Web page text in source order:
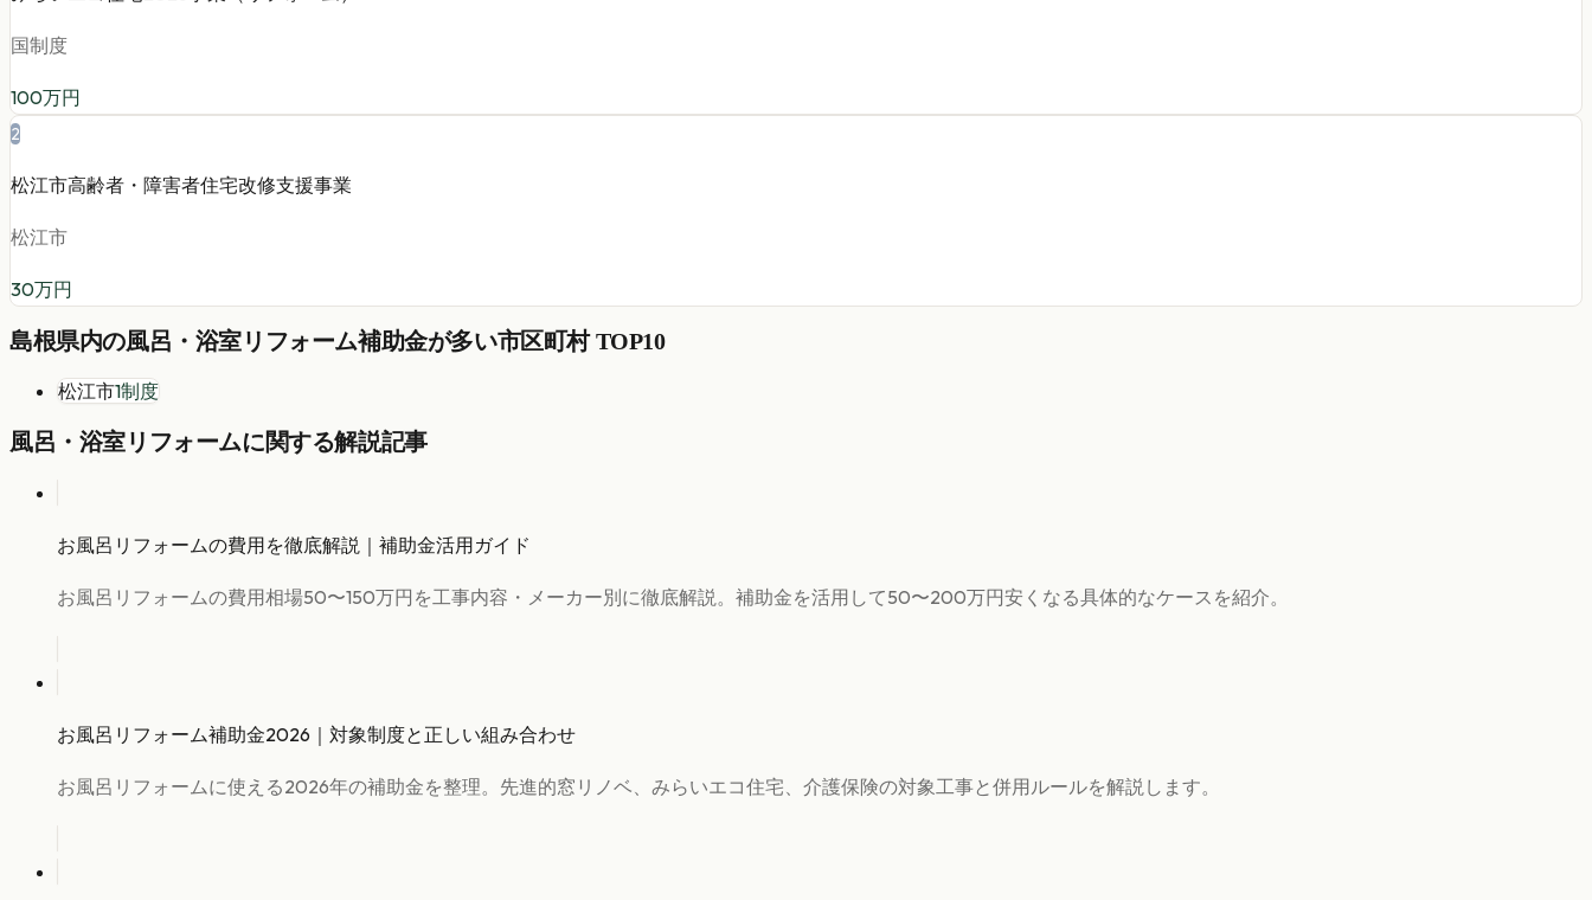
国制度
100万円
2
松江市高齢者・障害者住宅改修支援事業
松江市
30万円
島根県内の風呂・浴室リフォーム補助金が多い市区町村 TOP10
松江市1制度
風呂・浴室リフォームに関する解説記事
お風呂リフォームの費用を徹底解説｜補助金活用ガイド
お風呂リフォームの費用相場50〜150万円を工事内容・メーカー別に徹底解説。補助金を活用して50〜200万円安くなる具体的なケースを紹介。
お風呂リフォーム補助金2026｜対象制度と正しい組み合わせ
お風呂リフォームに使える2026年の補助金を整理。先進的窓リノベ、みらいエコ住宅、介護保険の対象工事と併用ルールを解説します。